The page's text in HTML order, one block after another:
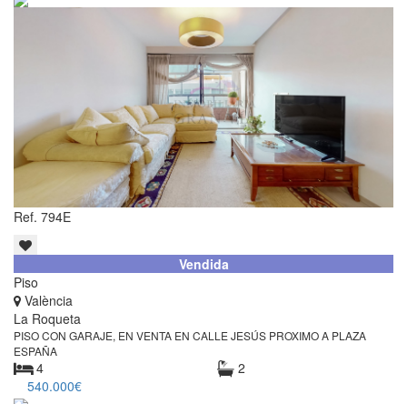
Ref. 794E
Vendida
Piso
València
La Roqueta
PISO CON GARAJE, EN VENTA EN CALLE JESÚS PROXIMO A PLAZA
ESPAÑA
4
2
540.000€